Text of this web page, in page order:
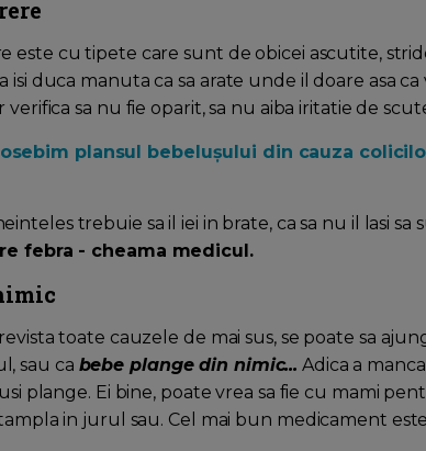
este cu tipete care sunt de obicei ascutite,
isi duca manuta ca sa arate unde il doare asa
verifica sa nu fie oparit, sa nu aiba iritatie de
plansul bebelușului din cauza
trebuie sa il iei in brate, ca sa nu il lasi sa
febra - cheama medicul.
toate cauzele de mai sus, se poate sa
sau ca bebe plange din nimic... Adica a
plange. Ei bine, poate vrea sa fie cu mami
in jurul sau. Cel mai bun medicament este